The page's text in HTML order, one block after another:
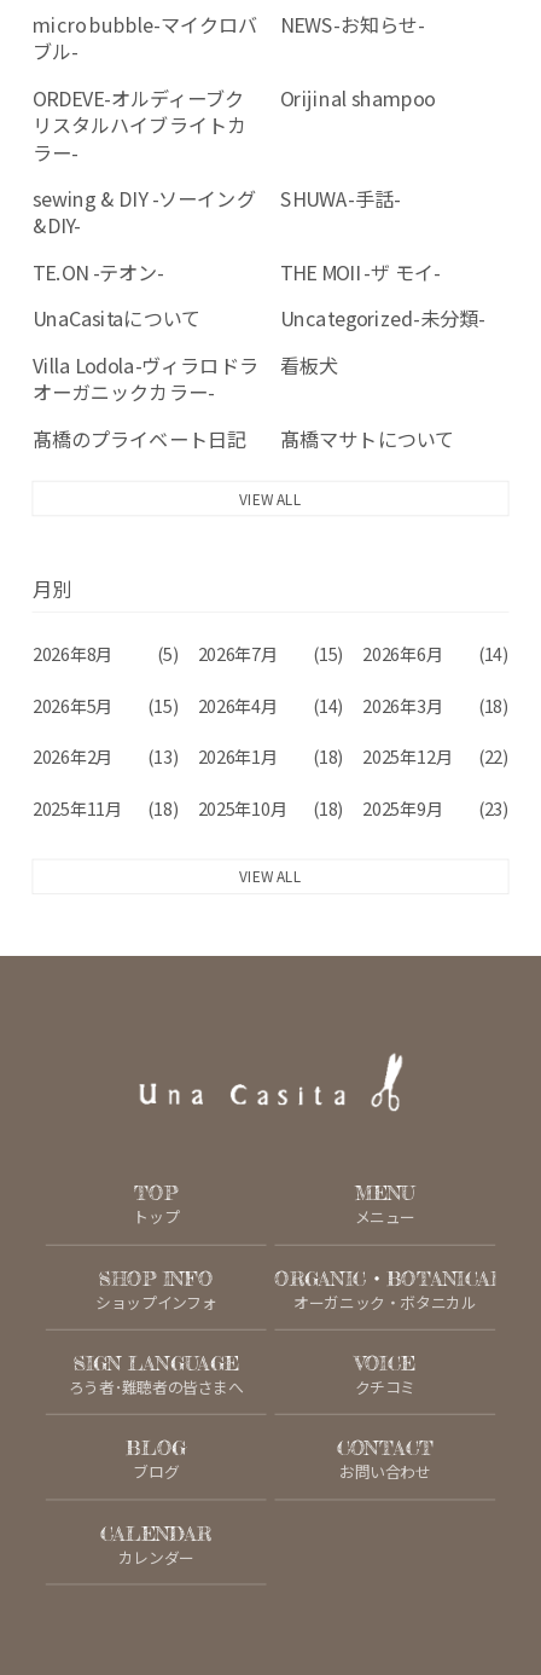
micro bubble-マイクロバ
ブル-
NEWS-お知らせ-
ORDEVE-オルディーブク
リスタルハイブライトカ
ラー-
Orijinal shampoo
sewing & DIY -ソーイング
&DIY-
SHUWA-手話-
TE.ON -テオン-
THE MOII -ザ モイ-
UnaCasitaについて
Uncategorized-未分類-
Villa Lodola-ヴィラロドラ
オーガニックカラー-
看板犬
髙橋のプライベート日記 髙橋マサトについて
VIEW ALL
月別
2026年8月 (5) 2026年7月 (15) 2026年6月 (14)
2026年5月 (15) 2026年4月 (14) 2026年3月 (18)
2026年2月 (13) 2026年1月 (18) 2025年12月 (22)
2025年11月 (18) 2025年10月 (18) 2025年9月 (23)
VIEW ALL
TOP
トップ
MENU
メニュー
SHOP INFO
ショップインフォ
ORGANIC・BOTANICAL
オーガニック・ボタニカル
SIGN LANGUAGE
ろう者･難聴者の皆さまへ
VOICE
クチコミ
BLOG
ブログ
CONTACT
お問い合わせ
CALENDAR
カレンダー